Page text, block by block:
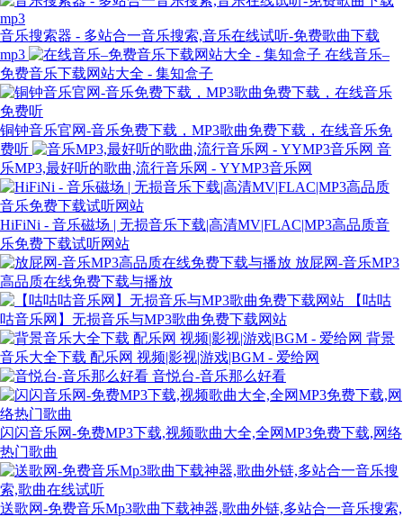
音乐搜索器 - 多站合一音乐搜索,音乐在线试听-免费歌曲下载
mp3
在线音乐–
免费音乐下载网站大全 - 集知盒子
铜钟音乐官网-音乐免费下载，MP3歌曲免费下载，在线音乐免
费听
音
乐MP3,最好听的歌曲,流行音乐网 - YYMP3音乐网
HiFiNi - 音乐磁场 | 无损音乐下载|高清MV|FLAC|MP3高品质音
乐免费下载试听网站
放屁网-音乐MP3
高品质在线免费下载与播放
【咕咕
咕音乐网】无损音乐与MP3歌曲免费下载网站
背景
音乐大全下载 配乐网 视频|影视|游戏|BGM - 爱给网
音悦台-音乐那么好看
闪闪音乐网-免费MP3下载,视频歌曲大全,全网MP3免费下载,网络
热门歌曲
送歌网-免费音乐Mp3歌曲下载神器,歌曲外链,多站合一音乐搜索,